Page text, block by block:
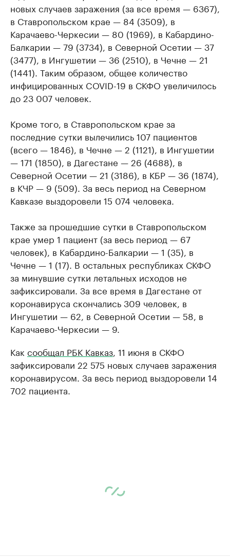
новых случаев заражения (за все время — 6367),
в Ставропольском крае — 84 (3509), в
Карачаево-Черкесии — 80 (1969), в Кабардино-
Балкарии — 79 (3734), в Северной Осетии — 37
(3477), в Ингушетии — 36 (2510), в Чечне — 21
(1441). Таким образом, общее количество
инфицированных COVID-19 в СКФО увеличилось
до 23 007 человек.
Кроме того, в Ставропольском крае за
последние сутки вылечились 107 пациентов
(всего — 1846), в Чечне — 2 (1121), в Ингушетии
— 171 (1850), в Дагестане — 26 (4688), в
Северной Осетии — 21 (3186), в КБР — 36 (1874),
в КЧР — 9 (509). За весь период на Северном
Кавказе выздоровели 15 074 человека.
Также за прошедшие сутки в Ставропольском
крае умер 1 пациент (за весь период — 67
человек), в Кабардино-Балкарии — 1 (35), в
Чечне — 1 (17). В остальных республиках СКФО
за минувшие сутки летальных исходов не
зафиксировали. За все время в Дагестане от
коронавируса скончались 309 человек, в
Ингушетии — 62, в Северной Осетии — 58, в
Карачаево-Черкесии — 9.
Как сообщал РБК Кавказ, 11 июня в СКФО
зафиксировали 22 575 новых случаев заражения
коронавирусом. За весь период выздоровели 14
702 пациента.